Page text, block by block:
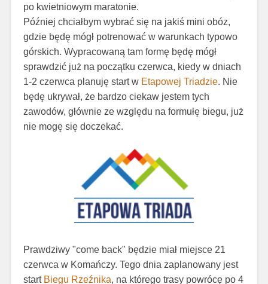
po kwietniowym maratonie.
Później chciałbym wybrać się na jakiś mini obóz,
gdzie będę mógł potrenować w warunkach typowo
górskich. Wypracowaną tam formę będę mógł
sprawdzić już na początku czerwca, kiedy w dniach
1-2 czerwca planuję start w Etapowej Triadzie. Nie
będę ukrywał, że bardzo ciekaw jestem tych
zawodów, głównie ze względu na formułę biegu, już
nie mogę się doczekać.
Prawdziwy "come back" będzie miał miejsce 21
czerwca w Komańczy. Tego dnia zaplanowany jest
start Biegu Rzeźnika, na którego trasy powrócę po 4